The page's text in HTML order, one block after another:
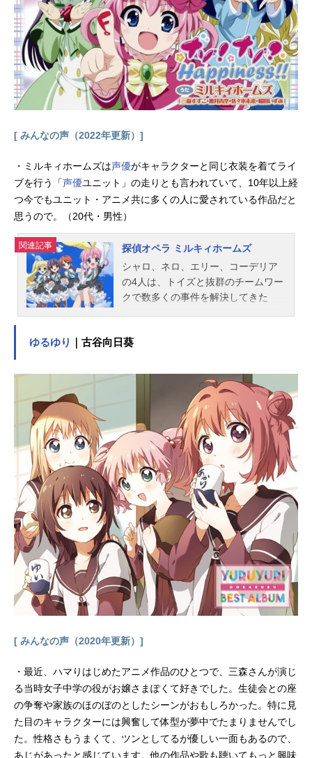
ニメシリーズヒーリングっど♥プリキ
ュアスケジュール2020年2月2日
（日）～2021年2月21日（日）ABC
テレビ・テレビ朝日系列にて話数全4
5話キャスト花寺のどか／キュアグレ
ース：悠木碧沢泉ちゆ／キュアフォ
ンテーヌ：依田菜津平光ひなた／キ
ュアスパークル：河野ひより風鈴ア
スミ／キュアアース：三森すずこラ
ビリン：加隈亜衣ペギタン...
[ みんなの声（2022年更新）]
・ミルキィホームズは声優がキャラクターと同じ衣装を着てライ
ブを行う「声優ユニット」の走りとも言われていて、10年以上経
つ今でもユニット・アニメ共に多くの人に愛されている作品だと
思うので。（20代・男性）
関連記事
探偵オペラ ミルキィホームズ
シャロ、ネロ、エリー、コーデリア
の4人は、トイズと抜群のチームワー
クで数多くの事件を解決してきた
だけでなく偵都ヨコハマの市民たち
嵐の夜、宿敵「怪盗帝国」とのバト
ルの最中に「ミルキィホームズ」の4
人はそれぞれのトイズを失い、その
運命は激変してしまう…。作品名探
偵オペラミルキィホームズ放送形態T
Vアニメシリーズ探偵オペラミルキィ
ホームズスケジュール2010年10月7
日（木）～2010年12月23日（木）T
OKYOMXほか話数全12話キャストシ
ャーロック・シェリンフォード：三
森すずこ譲崎ネロ：徳井青空エルキ
ュール・バートン：佐々木未来コー
デリア・グラウカ：橘田いずみアル
セーヌ、アンリエット・ミステー
ル：明坂聡美トゥエンティ、二十里
海：岸尾だいすけストーンリバー、
石流漱石：寺島拓篤ラット、根津次
郎：下野紘明智小衣：南條愛乃長谷
川平乃：新谷良子遠山咲：田村ゆか
り銭形次子：沢城みゆきスタッフ製
作総指揮・原案：木谷高明企画・原
作：ブシロード クロノギアクリエ
イティヴ監督：森脇真琴シリーズ構
成：ふでやすかずゆきキャラクター
原案：たにはらなつき（EDEN'SN...
ゆるゆり ｜古谷向日葵
[ みんなの声（2020年更新）]
・最近、ハマりはじめたアニメ作品のひとつで、三森さんが演じ
る当時女子中学の役がお嬢さまぽくて好きでした。生徒会との座
の争奪や家族のほのぼのとしたシーンがおもしろかった。特に見
た目のキャラクターには興奮して体型が夢中でたまりませんでし
た。性格さもうまくて、ツンとしてるが優しい一面もあるので、
あじがあったと感じています。他の作品や歌も聴いてもっと興味